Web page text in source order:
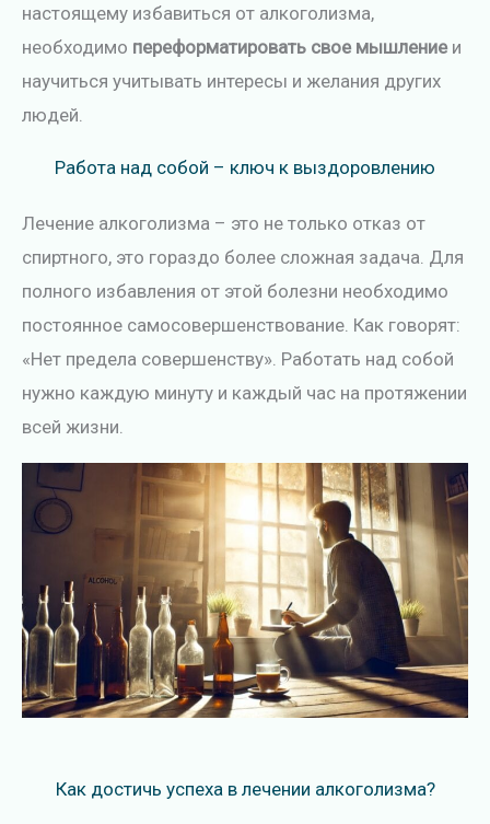
настоящему избавиться от алкоголизма,
необходимо переформатировать свое мышлениеи
научиться учитывать интересы и желания других
людей.
Работа над собой – ключ к выздоровлению
Лечение алкоголизма – это не только отказ от
спиртного, это гораздо более сложная задача. Для
полного избавления от этой болезни необходимо
постоянное самосовершенствование. Как говорят:
«Нет предела совершенству». Работать над собой
нужно каждую минуту и каждый час на протяжении
всей жизни.
Как достичь успеха в лечении алкоголизма?